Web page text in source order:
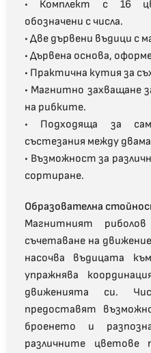
• Комплект с 16
обозначени с числа.
• Две дървени въдици с
• Дървена основа,
• Практична кутия за
• Магнитно захващане
на рибките.
• Подходяща за
състезания между
• Възможност за
сортиране.
Образователна
Магнитният
съчетаване на
насочва въдицата
упражнява
движенията си.
предоставят
броенето и
различните цветове